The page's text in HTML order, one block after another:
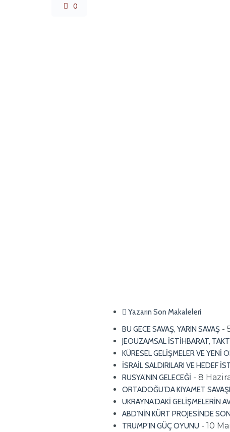
0
Yazarın Son Makaleleri
BU GECE SAVAŞ, YARIN SAVAŞ -
JEOUZAMSAL İSTİHBARAT,
KÜRESEL GELİŞMELER VE YENİ
İSRAİL SALDIRILARI VE HEDEF
RUSYA’NIN GELECEĞİ - 8
ORTADOĞU’DA KIYAMET
UKRAYNA’DAKİ GELİŞMELERİN
ABD’NİN KÜRT PROJESİNDE
TRUMP’IN GÜÇ OYUNU - 10